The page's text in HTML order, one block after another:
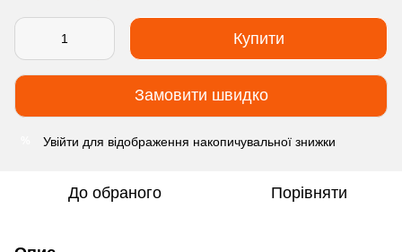
Купити
Замовити швидко
Увійти для відображення накопичувальної знижки
До обраного Порівняти